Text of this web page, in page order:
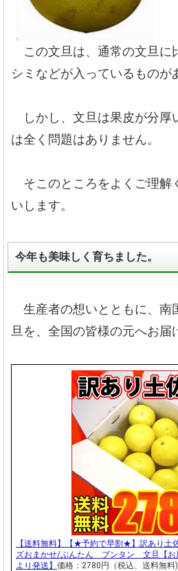
この文旦は、通常の文旦に
シミなどが入っているものが
しかし、文旦は果皮が分厚
は全く問題はありません。
そこのところをよくご理解
いします。
今年も美味しく育ちました。
生産者の想いとともに、南
旦を、全国の皆様の元へお届
【送料無料】【★予約で早割★】訳あり
ズおまかせ/ぶんたん ブンタン 文旦【お
より発送】 価格：2780円（税込、送料無料)